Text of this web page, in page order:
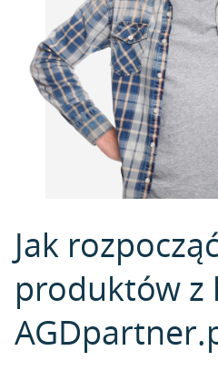
Jak
produktów z